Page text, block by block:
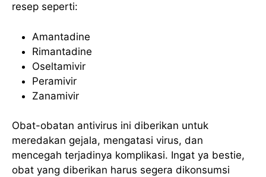
resep seperti:
Amantadine
Rimantadine
Oseltamivir
Peramivir
Zanamivir
Obat-obatan antivirus ini diberikan untuk
meredakan gejala, mengatasi virus, dan
mencegah terjadinya komplikasi. Ingat ya bestie,
obat yang diberikan harus segera dikonsumsi